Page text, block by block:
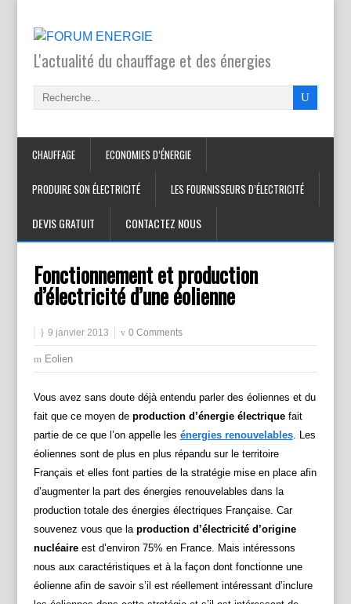
L'actualité du chauffage et des énergies
CHAUFFAGE ECONOMIES D’ÉNERGIE
PRODUIRE SON ÉLECTRICITÉ LES FOURNISSEURS D’ÉLECTRICITÉ
DEVIS GRATUIT CONTACTEZ NOUS
Fonctionnement et production
d’électricité d’une éolienne
9 janvier 2013 0 Comments
Eolien
Vous avez sans doute déjà entendu parler des éoliennes et du
fait que ce moyen de production d’énergie électriquefait
partie de ce que l’on appelle les énergies renouvelables. Les
éoliennes sont de plus en plus répandu sur le territoire
Français et elles font parties de la stratégie mise en place afin
d’augmenter la part des énergies renouvelables dans la
production totale des énergies électriques Française. Car
souvenez vous que la production d’électricité d’origine
nucléaireest d’environ 75% en France. Mais intéressons
nous aux caractéristiques et à la façon dont fonctionne une
éolienne afin de savoir s’il est réellement intéressant d’inclure